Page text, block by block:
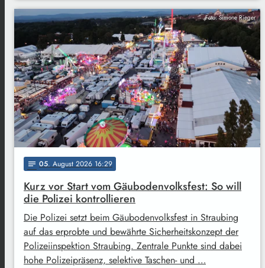
Foto: Simone Rieger
notes 05. August 2026 16:29
Kurz vor Start vom Gäubodenvolksfest: So will
die Polizei kontrollieren
Die Polizei setzt beim Gäubodenvolksfest in Straubing
auf das erprobte und bewährte Sicherheitskonzept der
Polizeiinspektion Straubing. Zentrale Punkte sind dabei
hohe Polizeipräsenz, selektive Taschen- und …